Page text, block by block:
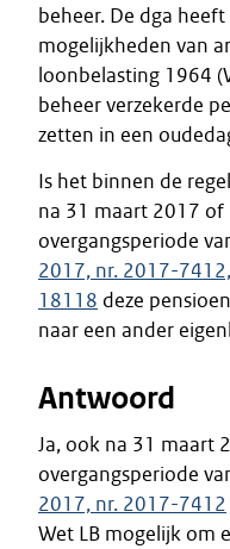
beheer. De dga
mogelijkheden van
loonbelasting 1964
beheer verzekerde
zetten in een
Is het binnen de
na 31 maart 2017 of
overgangsperiode
2017, nr. 2017-7412,
18118 deze
naar een ander
Antwoord
Ja, ook na 31 maart
overgangsperiode
2017, nr. 2017-7412
Wet LB mogelijk om